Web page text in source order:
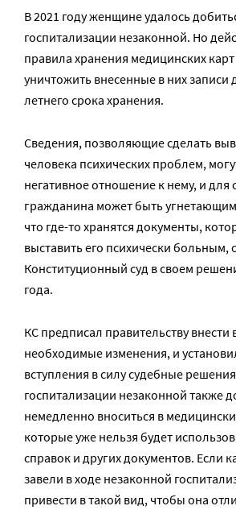
В 2021 году женщине удалось
госпитализации незаконной. Но
правила хранения медицинских
уничтожить внесенные в них записи
летнего срока хранения.
Сведения, позволяющие сделать
человека психических проблем,
негативное отношение к нему, и для
гражданина может быть
что где-то хранятся документы,
выставить его психически больным,
Конституционный суд в своем
года.
КС предписал правительству внести
необходимые изменения, и
вступления в силу судебные
госпитализации незаконной также
немедленно вноситься в
которые уже нельзя будет
справок и других документов. Если
завели в ходе незаконной
привести в такой вид, чтобы она